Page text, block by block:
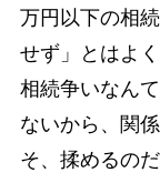
万円以下の相
せず」とはよ
相続争いなん
ないから、関
そ、揉めるのだ